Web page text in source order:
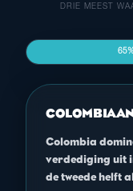
DRIE MEEST
Colombia
verdediging uit
de tweede helft